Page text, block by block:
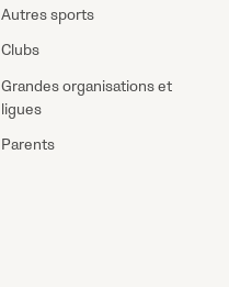
Autres sports
Clubs
Grandes organisations et
ligues
Parents